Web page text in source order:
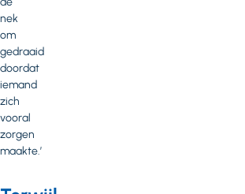
nek
om
gedraaid
doordat
iemand
zich
vooral
zorgen
maakte.’